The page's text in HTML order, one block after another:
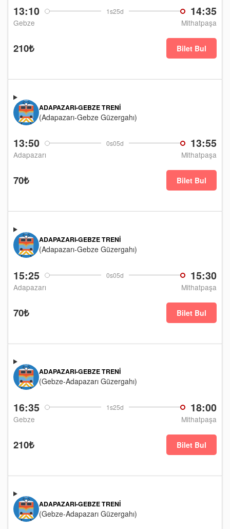
13:10 1s25d 14:35
Gebze Mithatpaşa
210₺ Bilet Bul
13:50 0s05d 13:55
Adapazarı Mithatpaşa
ADAPAZARI-GEBZE TRENI
(Adapazarı-Gebze Güzergahı)
70₺ Bilet Bul
15:25 0s05d 15:30
Adapazarı Mithatpaşa
ADAPAZARI-GEBZE TRENI
(Adapazarı-Gebze Güzergahı)
70₺ Bilet Bul
16:35 1s25d 18:00
Gebze Mithatpaşa
ADAPAZARI-GEBZE TRENI
(Gebze-Adapazarı Güzergahı)
210₺ Bilet Bul
ADAPAZARI-GEBZE TRENI
(Gebze-Adapazarı Güzergahı)